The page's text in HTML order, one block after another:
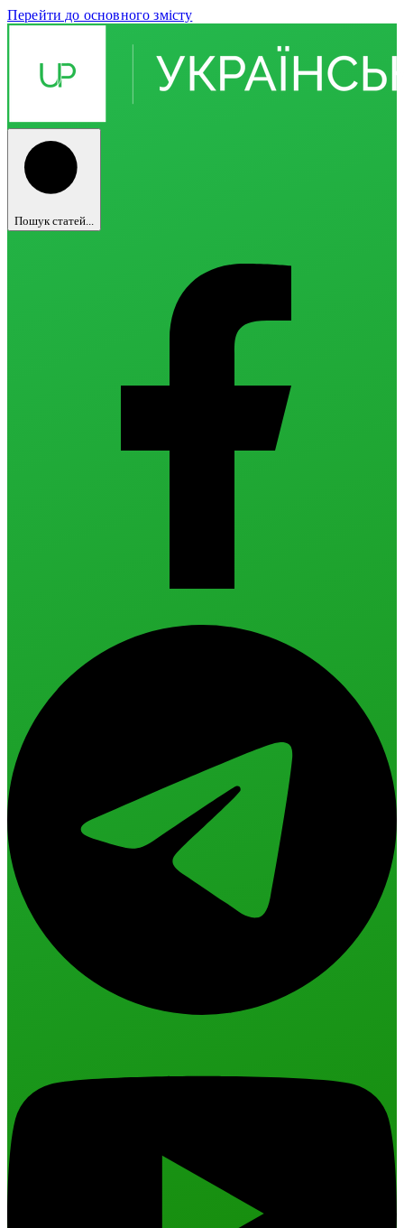
Перейти до основного змісту
Пошук статей...